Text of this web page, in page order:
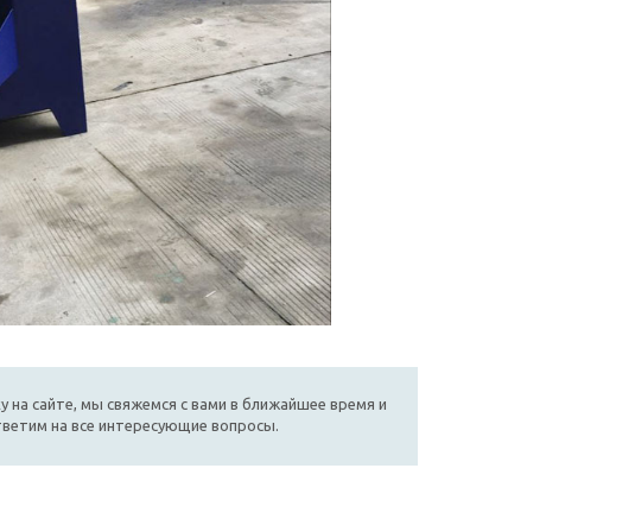
на сайте, мы свяжемся с вами в ближайшее время и
на все интересующие вопросы.